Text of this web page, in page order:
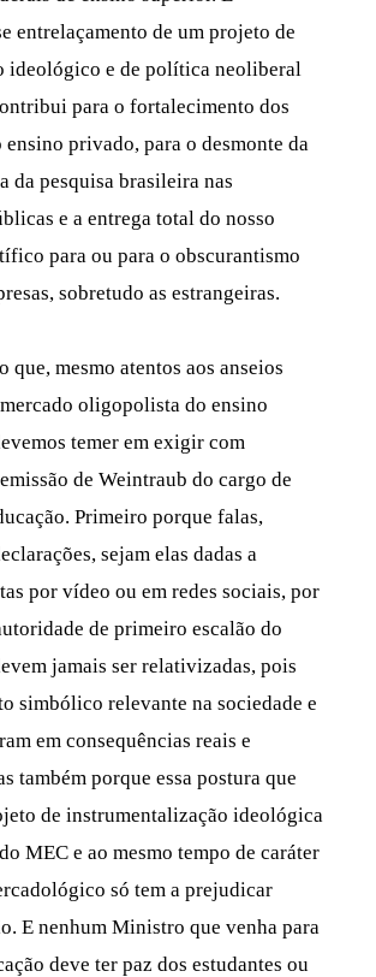
entrelaçamento de um projeto de
ideológico e de política neoliberal
para o fortalecimento dos
privado, para o desmonte da
da pesquisa brasileira nas
e a entrega total do nosso
para ou para o obscurantismo
sobretudo as estrangeiras.
que, mesmo atentos aos anseios
oligopolista do ensino
temer em exigir com
de Weintraub do cargo de
Primeiro porque falas,
sejam elas dadas a
por vídeo ou em redes sociais, por
de primeiro escalão do
jamais ser relativizadas, pois
simbólico relevante na sociedade e
em consequências reais e
também porque essa postura que
de instrumentalização ideológica
MEC e ao mesmo tempo de caráter
só tem a prejudicar
E nenhum Ministro que venha para
deve ter paz dos estudantes ou